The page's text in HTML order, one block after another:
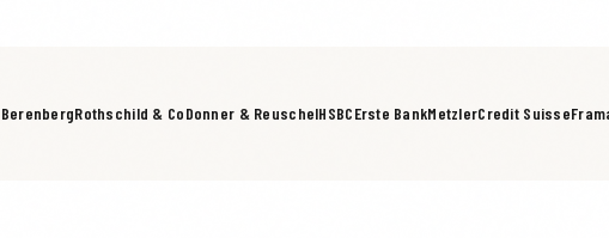
BerenbergRothschild & CoDonner & ReuschelHSBCErste BankMetzlerCredit Suisse